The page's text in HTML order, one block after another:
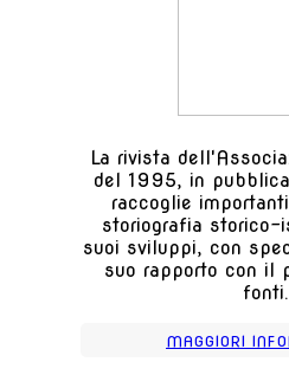
La rivista
del 1995, in
raccoglie
storiografia storico-
suoi sviluppi, con
suo rapporto con il
fonti.
MAGGIORI